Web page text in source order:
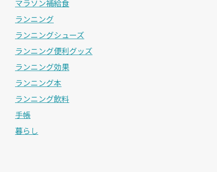
マラソン補給食
ランニング
ランニングシューズ
ランニング便利グッズ
ランニング効果
ランニング本
ランニング飲料
手帳
暮らし